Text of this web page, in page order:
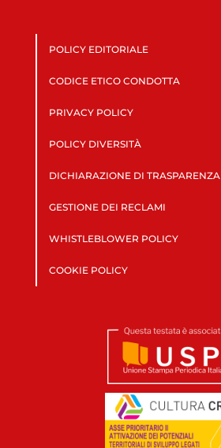
POLICY EDITORIALE
CODICE ETICO CONDOTTA
PRIVACY POLICY
POLICY DIVERSITÀ
DICHIARAZIONE DI TRASPARENZA
GESTIONE DEI RECLAMI
WHISTLEBLOWER POLICY
COOKIE POLICY